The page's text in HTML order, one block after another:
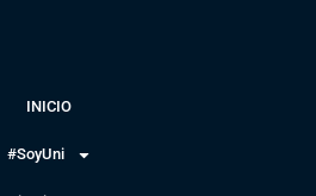
INICIO
#SoyUni